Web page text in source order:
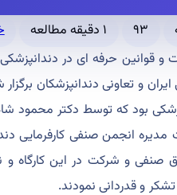
۹۳ ۱ دقیقه مطالعه
۲۵خردادکارگاه مدیریت و قوانین حرفه ای
و تعاونی دندانپزشکان
بود که توسط دکتر محمود
انجمن صنفی کارفرمایی
و شرکت در این کارگاه و
تشکر و قدردانی نمودند.